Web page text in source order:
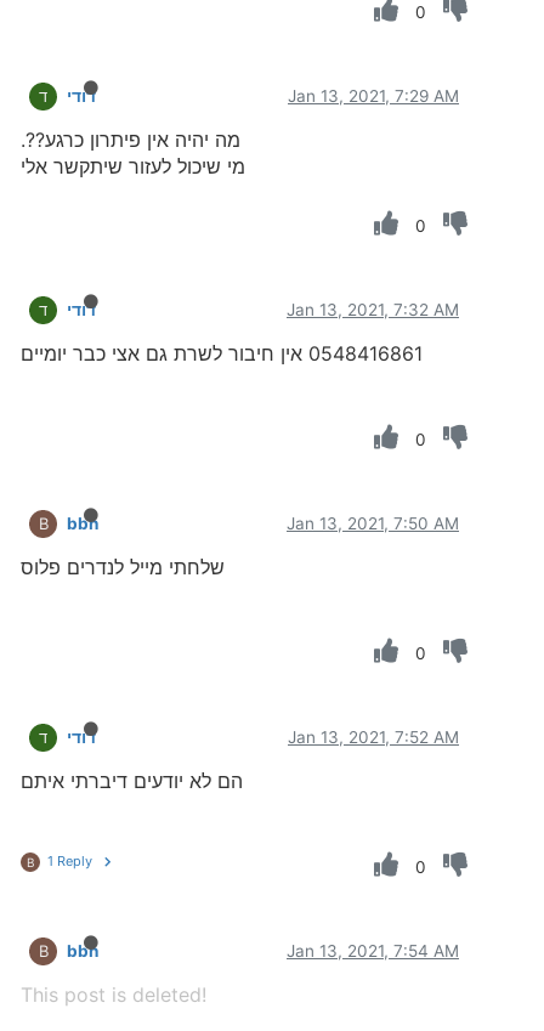
0
ד דודי Jan 13, 2021, 7:29 AM
מה יהיה אין פיתרון כרגע??.
מי שיכול לעזור שיתקשר אלי
0
ד דודי Jan 13, 2021, 7:32 AM
0548416861 אין חיבור לשרת גם אצי כבר יומיים
0
B bbn Jan 13, 2021, 7:50 AM
שלחתי מייל לנדרים פלוס
0
ד דודי Jan 13, 2021, 7:52 AM
הם לא יודעים דיברתי איתם
B 1 Reply 0
B bbn Jan 13, 2021, 7:54 AM
This post is deleted!